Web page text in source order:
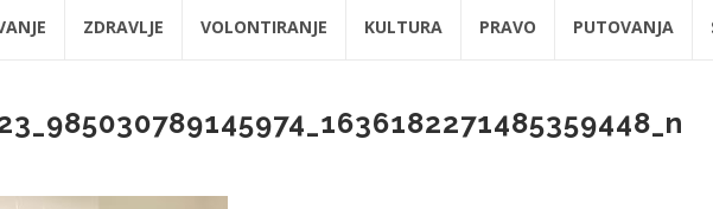
ZDRAVLJE VOLONTIRANJE KULTURA PRAVO PUTOVANJA